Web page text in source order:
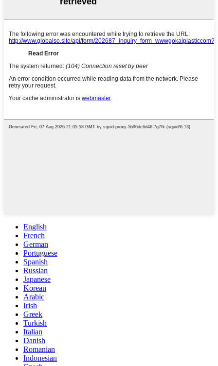
English
French
German
Portuguese
Spanish
Russian
Japanese
Korean
Arabic
Irish
Greek
Turkish
Italian
Danish
Romanian
Indonesian